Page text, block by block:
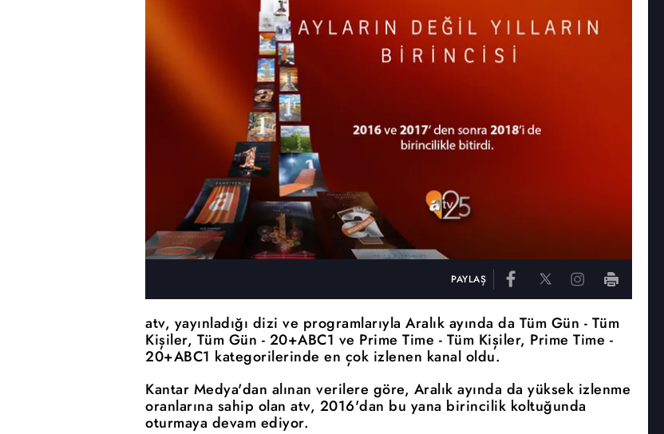
PAYLAŞ
atv, yayınladığı dizi ve programlarıyla Aralık ayında da Tüm Gün - Tüm
Kişiler, Tüm Gün - 20+ABC1 ve Prime Time - Tüm Kişiler, Prime Time -
20+ABC1 kategorilerinde en çok izlenen kanal oldu.
Kantar Medya'dan alınan verilere göre, Aralık ayında da yüksek izlenme
oranlarına sahip olan atv, 2016'dan bu yana birincilik koltuğunda
oturmaya devam ediyor.